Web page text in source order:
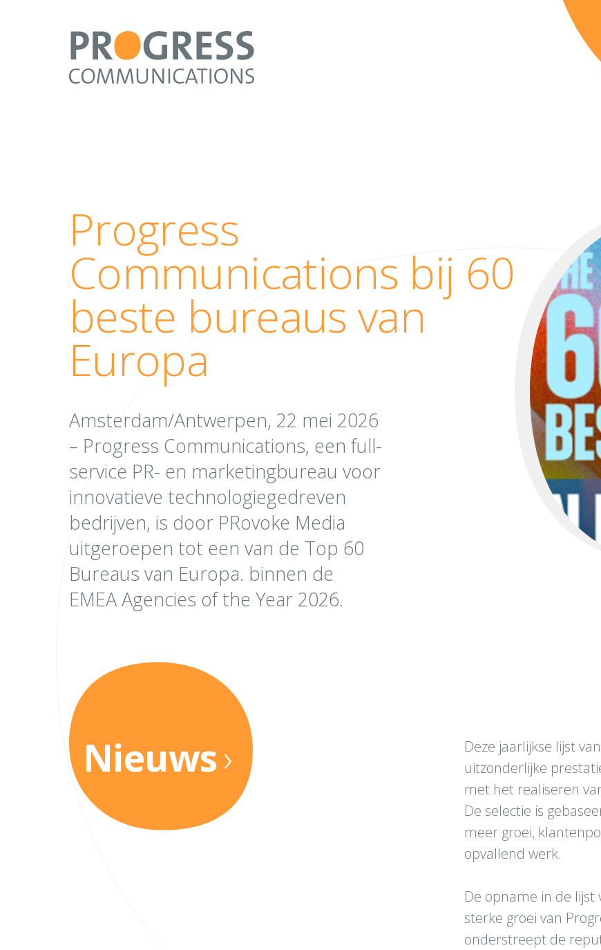
Progress
Communications bij 60
beste bureaus van
Europa
Amsterdam/Antwerpen, 22 mei 2026
– Progress Communications, een full-
service PR- en marketingbureau voor
innovatieve technologiegedreven
bedrijven, is door PRovoke Media
uitgeroepen tot een van de Top 60
Bureaus van Europa. binnen de
EMEA Agencies of the Year 2026.
Nieuws›
Deze jaarlijkse lijst
uitzonderlijke
met het realiseren
De selectie is
meer groei,
opvallend werk.
De opname in de
sterke groei van
onderstreept de